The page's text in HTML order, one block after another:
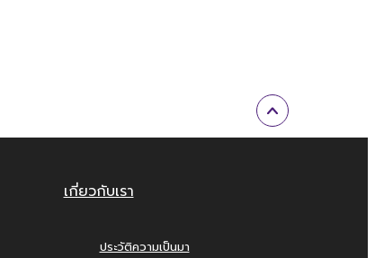
เกี่ยวกับเรา
ประวัติความเป็นมา